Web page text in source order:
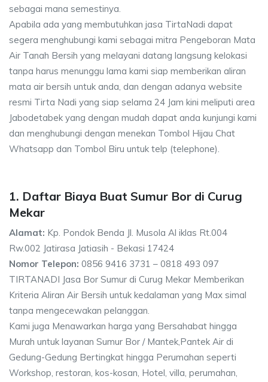
sebagai mana semestinya.
Apabila ada yang membutuhkan jasa TirtaNadi dapat
segera menghubungi kami sebagai mitra Pengeboran Mata
Air Tanah Bersih yang melayani datang langsung kelokasi
tanpa harus menunggu lama kami siap memberikan aliran
mata air bersih untuk anda, dan dengan adanya website
resmi Tirta Nadi yang siap selama 24 Jam kini meliputi area
Jabodetabek yang dengan mudah dapat anda kunjungi kami
dan menghubungi dengan menekan Tombol Hijau Chat
Whatsapp dan Tombol Biru untuk telp (telephone).
1. Daftar Biaya Buat Sumur Bor di Curug
Mekar
Alamat: Kp. Pondok Benda Jl. Musola Al iklas Rt.004
Rw.002 Jatirasa Jatiasih - Bekasi 17424
Nomor Telepon: 0856 9416 3731 – 0818 493 097
TIRTANADI Jasa Bor Sumur di Curug Mekar Memberikan
Kriteria Aliran Air Bersih untuk kedalaman yang Max simal
tanpa mengecewakan pelanggan.
Kami juga Menawarkan harga yang Bersahabat hingga
Murah untuk layanan Sumur Bor / Mantek,Pantek Air di
Gedung-Gedung Bertingkat hingga Perumahan seperti
Workshop, restoran, kos-kosan, Hotel, villa, perumahan,